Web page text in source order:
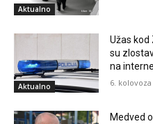
Aktualno
Aktualno
Užas kod
su
na
6. kolovoza
Medved